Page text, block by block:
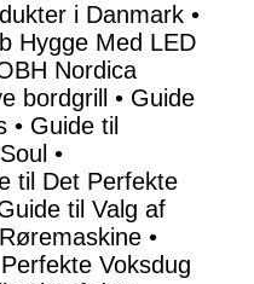
i Danmark •
Hygge Med LED
Nordica
bordgrill
• Guide
• Guide til
•
til Det Perfekte
til Valg af
•
Voksdug